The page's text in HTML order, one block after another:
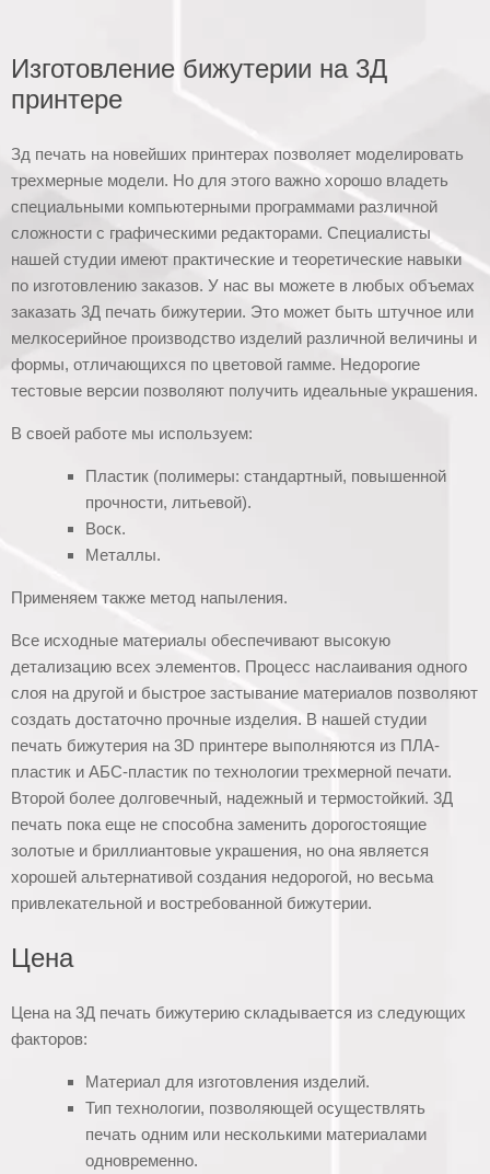
Изготовление бижутерии на 3Д
принтере
Зд печать на новейших принтерах позволяет моделировать
трехмерные модели. Но для этого важно хорошо владеть
специальными компьютерными программами различной
сложности с графическими редакторами. Специалисты
нашей студии имеют практические и теоретические навыки
по изготовлению заказов. У нас вы можете в любых объемах
заказать 3Д печать бижутерии. Это может быть штучное или
мелкосерийное производство изделий различной величины и
формы, отличающихся по цветовой гамме. Недорогие
тестовые версии позволяют получить идеальные украшения.
В своей работе мы используем:
Пластик (полимеры: стандартный, повышенной
прочности, литьевой).
Воск.
Металлы.
Применяем также метод напыления.
Все исходные материалы обеспечивают высокую
детализацию всех элементов. Процесс наслаивания одного
слоя на другой и быстрое застывание материалов позволяют
создать достаточно прочные изделия. В нашей студии
печать бижутерия на 3D принтере выполняются из ПЛА-
пластик и АБС-пластик по технологии трехмерной печати.
Второй более долговечный, надежный и термостойкий. 3Д
печать пока еще не способна заменить дорогостоящие
золотые и бриллиантовые украшения, но она является
хорошей альтернативой создания недорогой, но весьма
привлекательной и востребованной бижутерии.
Цена
Цена на 3Д печать бижутерию складывается из следующих
факторов:
Материал для изготовления изделий.
Тип технологии, позволяющей осуществлять
печать одним или несколькими материалами
одновременно.